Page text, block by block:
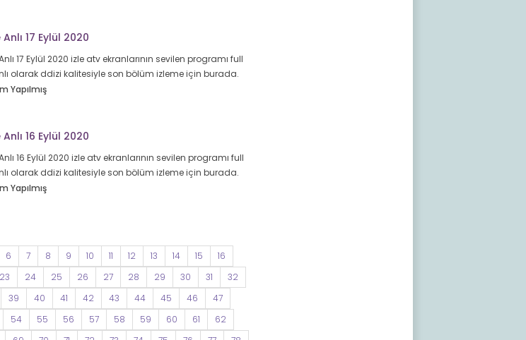
17 Eylül 2020
17 Eylül 2020 izle atv ekranlarının sevilen programı full
olarak ddizi kalitesiyle son bölüm izleme için burada.
Yapılmış
16 Eylül 2020
16 Eylül 2020 izle atv ekranlarının sevilen programı full
olarak ddizi kalitesiyle son bölüm izleme için burada.
Yapılmış
6 7 8 9 10 11 12 13 14 15
16
23 24 25 26 27 28 29 30 31
32
39 40 41 42 43 44 45 46
47
54 55 56 57 58 59 60 61
62